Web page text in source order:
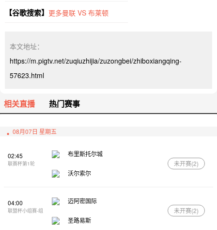
【谷歌搜索】 更多曼联 VS 布莱顿
本文地址：
https://m.pigtv.net/zuqiuzhijia/zuzongbei/zhiboxiangqing-
57623.html
相关直播 热门赛事
08月07日 星期五
02:45
联赛杯第1轮
布里斯托尔城
沃尔索尔
未开赛(2)
04:00
联盟杯小组赛-组
迈阿密国际
圣路易斯
未开赛(2)